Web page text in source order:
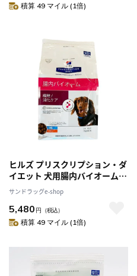
積算 49 マイル (1倍)
ヒルズ プリスクリプション・ダ
イエット 犬用腸内バイオーム
小粒 1kg
サンドラッグe-shop
5,480 円 （税込）
積算 49 マイル (1倍)